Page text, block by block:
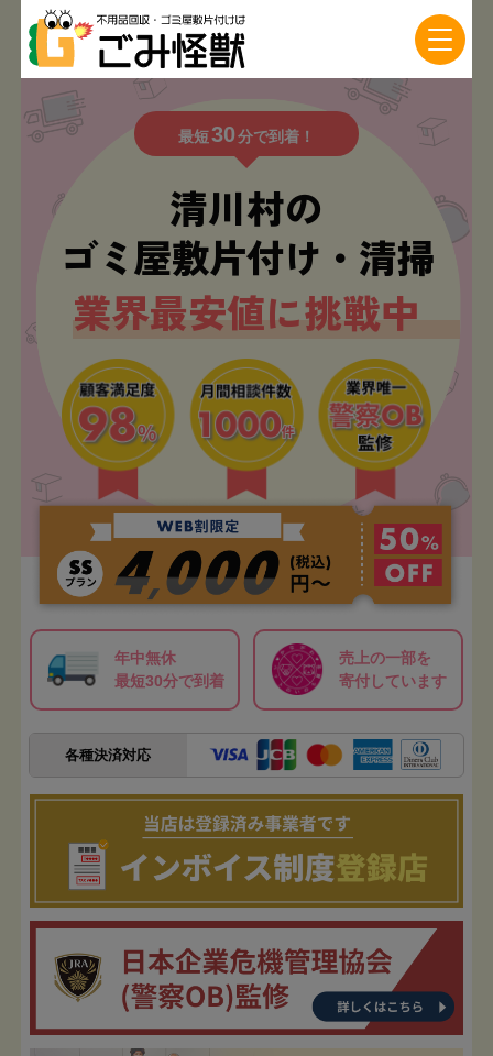
最短30分で到着！
清川村の
ゴミ屋敷片付け・清掃
業界最安値に挑戦中
年中無休
最短30分で到着
売上の一部を
寄付しています
各種決済対応